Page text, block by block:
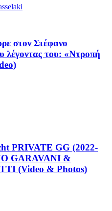
στον Στέφανο
λέγοντας του: «Ντροπή
PRIVATE GG (2022-
GARAVANI &
(Video & Photos)